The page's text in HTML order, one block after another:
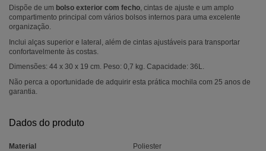
Dispõe de um bolso exterior com fecho, cintas de ajuste e um amplo
compartimento principal com vários bolsos internos para uma excelente
organização.
Inclui alças superior e lateral, além de cintas ajustáveis para transportar
confortavelmente às costas.
Dimensões: 44 x 30 x 19 cm. Peso: 0,7 kg. Capacidade: 36L.
Não perca a oportunidade de adquirir esta prática mochila com 25 anos de
garantia.
Dados do produto
Material Poliester